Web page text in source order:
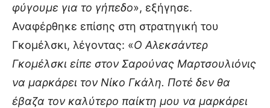
φύγουμε για το γήπεδο», εξήγησε.
Αναφέρθηκε επίσης στη στρατηγική του
Γκομέλσκι, λέγοντας: «Ο Αλεκσάντερ
Γκομέλσκι είπε στον Σαρούνας Μαρτσουλιόνις
να μαρκάρει τον Νίκο Γκάλη. Ποτέ δεν θα
έβαζα τον καλύτερο παίκτη μου να μαρκάρει